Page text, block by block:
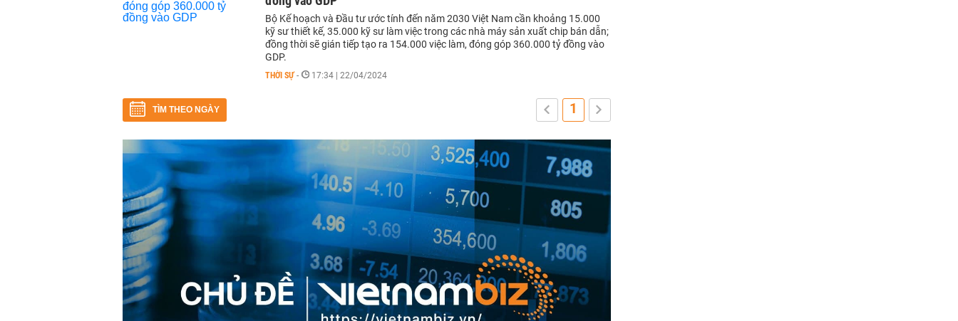
Bộ Kế hoạch và Đầu tư ước tính đến năm 2030 Việt Nam cần khoảng 15.000
kỹ sư thiết kế, 35.000 kỹ sư làm việc trong các nhà máy sản xuất chip bán dẫn;
đồng thời sẽ gián tiếp tạo ra 154.000 việc làm, đóng góp 360.000 tỷ đồng vào
GDP.
THỜI SỰ - 17:34 | 22/04/2024
TÌM THEO NGÀY 1